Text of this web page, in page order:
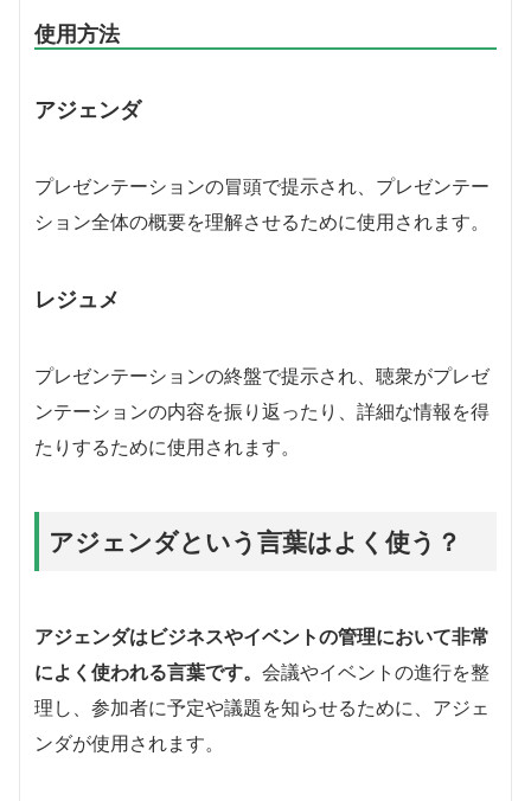
使用方法
アジェンダ
プレゼンテーションの冒頭で提示され、プレゼンテー
ション全体の概要を理解させるために使用されます。
レジュメ
プレゼンテーションの終盤で提示され、聴衆がプレゼ
ンテーションの内容を振り返ったり、詳細な情報を得
たりするために使用されます。
アジェンダという言葉はよく使う？
アジェンダはビジネスやイベントの管理において非常
によく使われる言葉です。 会議やイベントの進行を整
理し、参加者に予定や議題を知らせるために、アジェ
ンダが使用されます。